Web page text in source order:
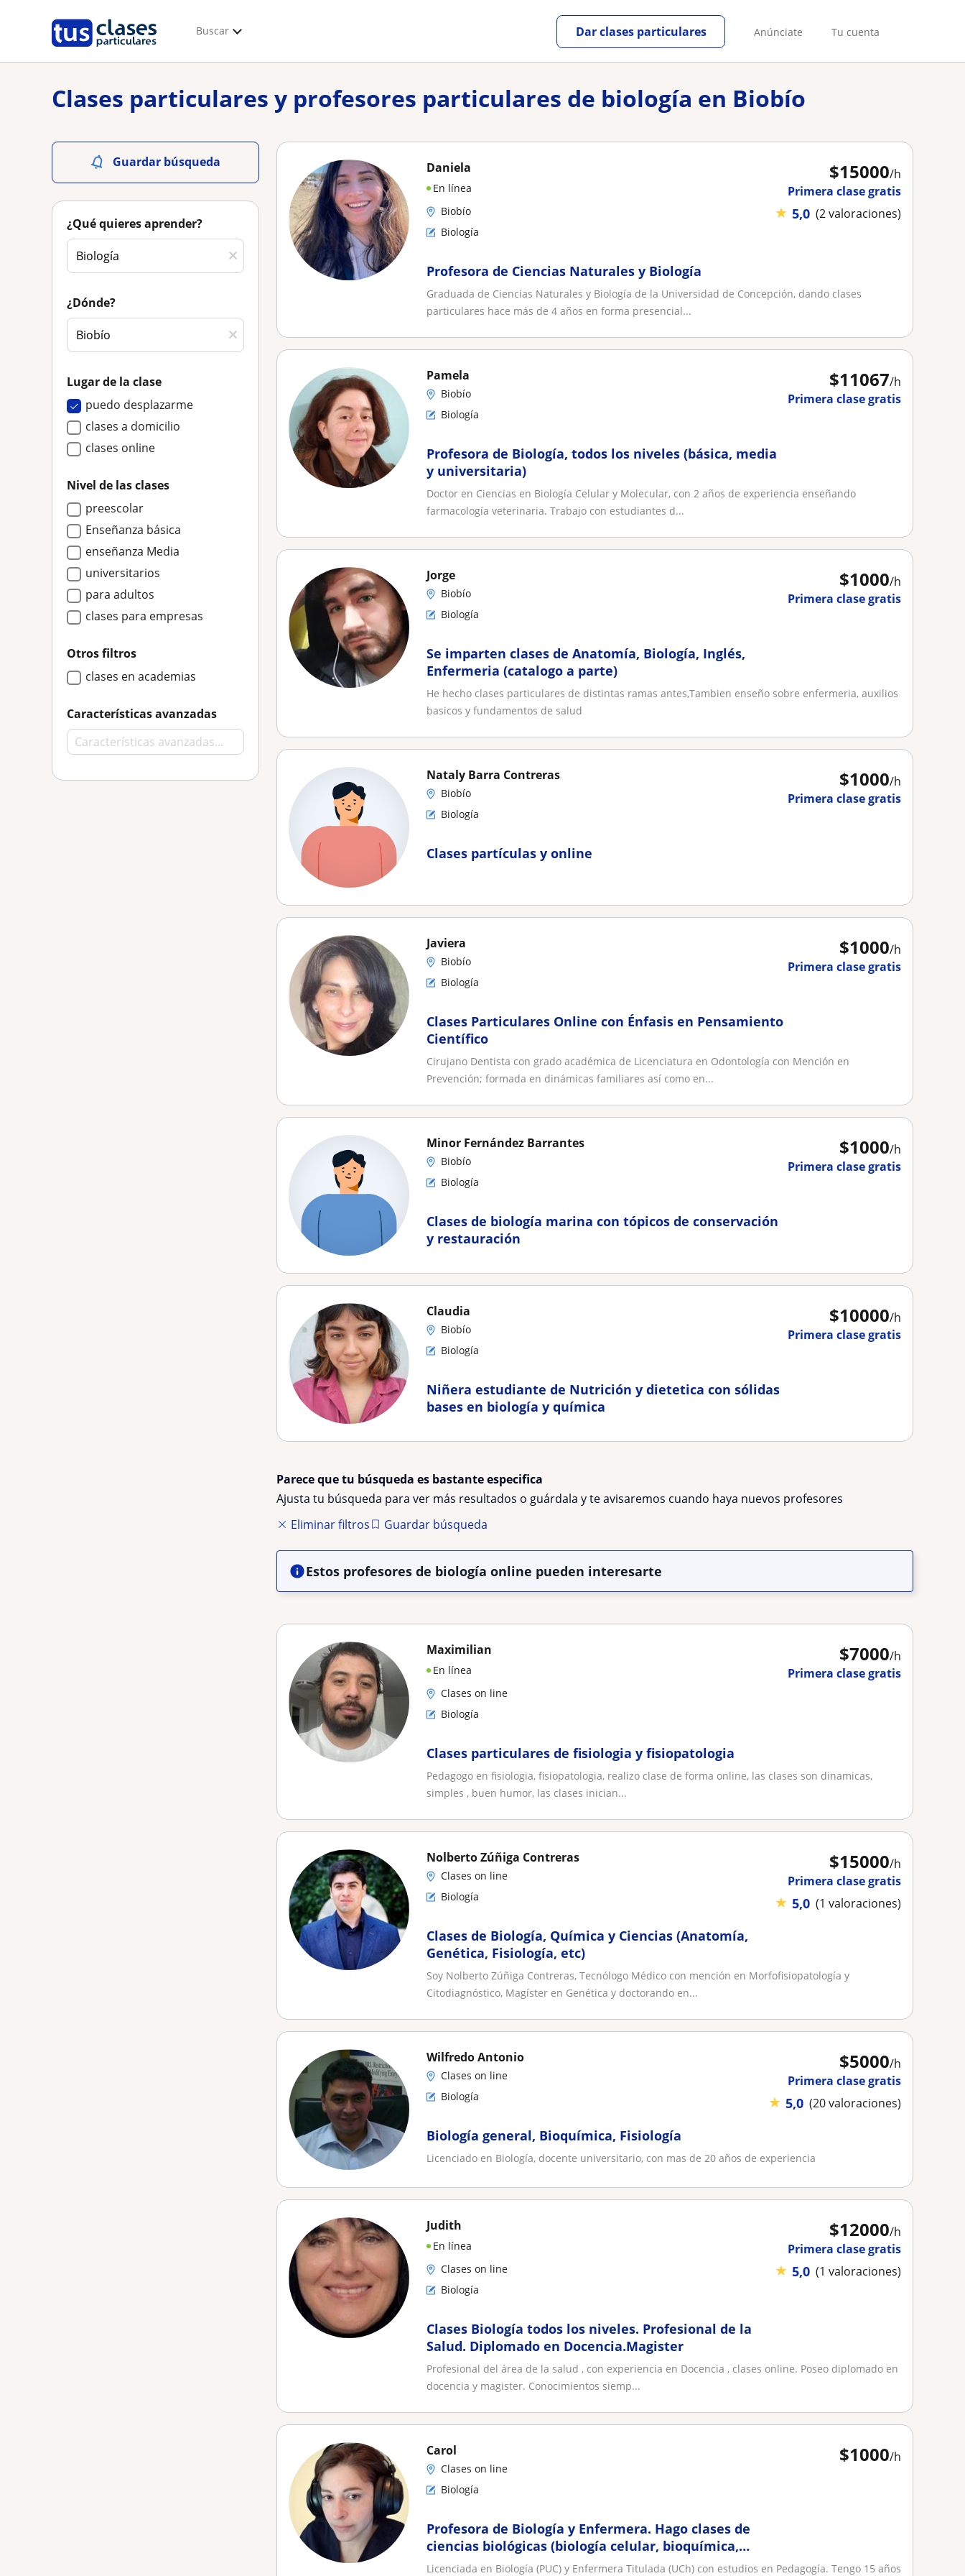
Buscar Anúnciate Tu cuenta
Dar clases particulares
Clases particulares y profesores particulares de biología en Biobío
Guardar búsqueda
¿Qué quieres aprender?
¿Dónde?
Lugar de la clase
puedo desplazarme
clases a domicilio
clases online
Nivel de las clases
preescolar
Enseñanza básica
enseñanza Media
universitarios
para adultos
clases para empresas
Otros filtros
clases en academias
Características avanzadas
$15000/h
Primera clase gratis
★ 5,0 (2 valoraciones)
Daniela
En línea
Biobío
Biología
Profesora de Ciencias Naturales y Biología
Graduada de Ciencias Naturales y Biología de la Universidad de Concepción, dando clases
particulares hace más de 4 años en forma presencial...
$11067/h
Primera clase gratis
Pamela
Biobío
Biología
Profesora de Biología, todos los niveles (básica, media
y universitaria)
Doctor en Ciencias en Biología Celular y Molecular, con 2 años de experiencia enseñando
farmacología veterinaria. Trabajo con estudiantes d...
$1000/h
Primera clase gratis
Jorge
Biobío
Biología
Se imparten clases de Anatomía, Biología, Inglés,
Enfermeria (catalogo a parte)
He hecho clases particulares de distintas ramas antes,Tambien enseño sobre enfermeria, auxilios
basicos y fundamentos de salud
$1000/h
Primera clase gratis
Nataly Barra Contreras
Biobío
Biología
Clases partículas y online
$1000/h
Primera clase gratis
Javiera
Biobío
Biología
Clases Particulares Online con Énfasis en Pensamiento
Científico
Cirujano Dentista con grado académica de Licenciatura en Odontología con Mención en
Prevención; formada en dinámicas familiares así como en...
$1000/h
Primera clase gratis
Minor Fernández Barrantes
Biobío
Biología
Clases de biología marina con tópicos de conservación
y restauración
$10000/h
Primera clase gratis
Claudia
Biobío
Biología
Niñera estudiante de Nutrición y dietetica con sólidas
bases en biología y química
Parece que tu búsqueda es bastante especifica
Ajusta tu búsqueda para ver más resultados o guárdala y te avisaremos cuando haya nuevos profesores
Eliminar filtros
Guardar búsqueda
Estos profesores de biología online pueden interesarte
$7000/h
Primera clase gratis
Maximilian
En línea
Clases on line
Biología
Clases particulares de fisiologia y fisiopatologia
Pedagogo en fisiologia, fisiopatologia, realizo clase de forma online, las clases son dinamicas,
simples , buen humor, las clases inician...
$15000/h
Primera clase gratis
★ 5,0 (1 valoraciones)
Nolberto Zúñiga Contreras
Clases on line
Biología
Clases de Biología, Química y Ciencias (Anatomía,
Genética, Fisiología, etc)
Soy Nolberto Zúñiga Contreras, Tecnólogo Médico con mención en Morfofisiopatología y
Citodiagnóstico, Magíster en Genética y doctorando en...
$5000/h
Primera clase gratis
★ 5,0 (20 valoraciones)
Wilfredo Antonio
Clases on line
Biología
Biología general, Bioquímica, Fisiología
Licenciado en Biología, docente universitario, con mas de 20 años de experiencia
$12000/h
Primera clase gratis
★ 5,0 (1 valoraciones)
Judith
En línea
Clases on line
Biología
Clases Biología todos los niveles. Profesional de la
Salud. Diplomado en Docencia.Magister
Profesional del área de la salud , con experiencia en Docencia , clases online. Poseo diplomado en
docencia y magister. Conocimientos siemp...
$1000/h
Carol
Clases on line
Biología
Profesora de Biología y Enfermera. Hago clases de
ciencias biológicas (biología celular, bioquímica,
fisiología) y PAE(S)
Licenciada en Biología (PUC) y Enfermera Titulada (UCh) con estudios en Pedagogía. Tengo 15 años